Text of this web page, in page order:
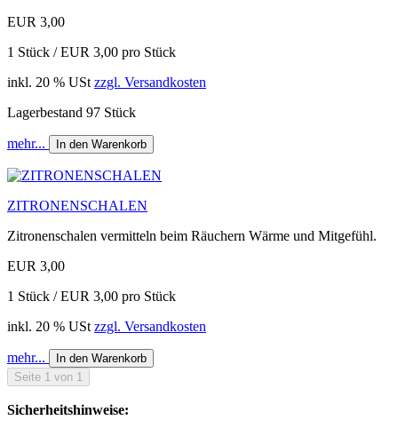
EUR 3,00
1 Stück / EUR 3,00 pro Stück
inkl. 20 % USt zzgl. Versandkosten
Lagerbestand 97 Stück
mehr... In den Warenkorb
ZITRONENSCHALEN
Zitronenschalen vermitteln beim Räuchern Wärme und Mitgefühl.
EUR 3,00
1 Stück / EUR 3,00 pro Stück
inkl. 20 % USt zzgl. Versandkosten
mehr...
In den Warenkorb
Seite 1 von 1
Sicherheitshinweise: